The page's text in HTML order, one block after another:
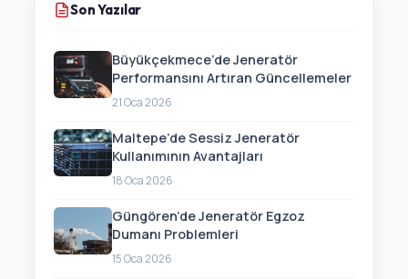
Son Yazılar
Büyükçekmece’de Jeneratör
Performansını Artıran Güncellemeler
21 Oca 2026
Maltepe’de Sessiz Jeneratör
Kullanımının Avantajları
18 Oca 2026
Güngören’de Jeneratör Egzoz
Dumanı Problemleri
15 Oca 2026